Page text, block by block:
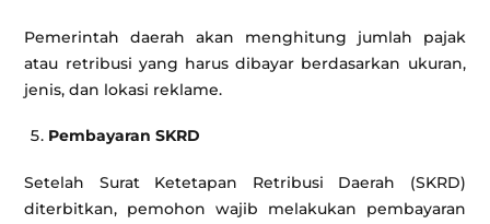
Pemerintah daerah akan menghitung jumlah pajak
atau retribusi yang harus dibayar berdasarkan ukuran,
jenis, dan lokasi reklame.
Pembayaran SKRD
Setelah Surat Ketetapan Retribusi Daerah (SKRD)
diterbitkan, pemohon wajib melakukan pembayaran